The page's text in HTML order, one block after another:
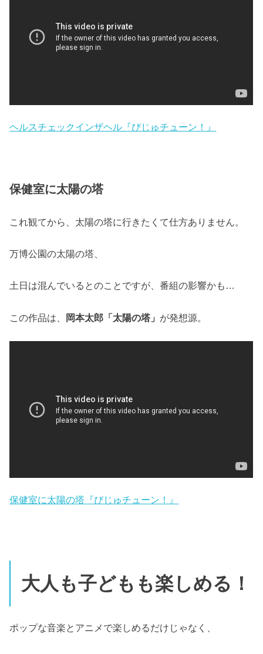
ヘルスチェックインザヘル『びじゅチューン！』
保健室に太陽の塔
これ観てから、太陽の塔に行きたくて仕方ありません。
万博公園の太陽の塔、
土日は混んでいるとのことですが、番組の影響かも…
この作品は、 岡本太郎「太陽の塔」 が発想源。
保健室に太陽の塔『びじゅチューン！』
大人も子どもも楽しめる！
ポップな音楽とアニメで楽しめるだけじゃなく、